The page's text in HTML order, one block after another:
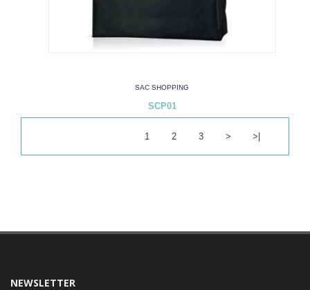
SAC SHOPPING
SCP01
1 2 3 > >|
NEWSLETTER